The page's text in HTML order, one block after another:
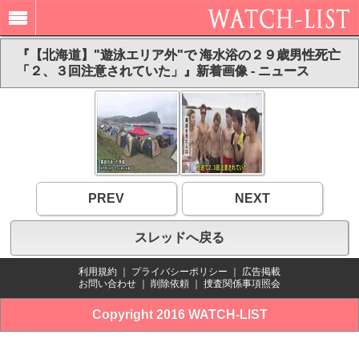
『【北海道】"遊泳エリア外"で 海水浴の２９歳男性死亡
「２、３回注意されていた」』新着画像 - ニュース
PREV NEXT
スレッドへ戻る
利用規約 プライバシーポリシー
広告掲載
お問い合わせ
削除依頼 捜査関係事項照会
Copyright 2016 WATCH-LIST